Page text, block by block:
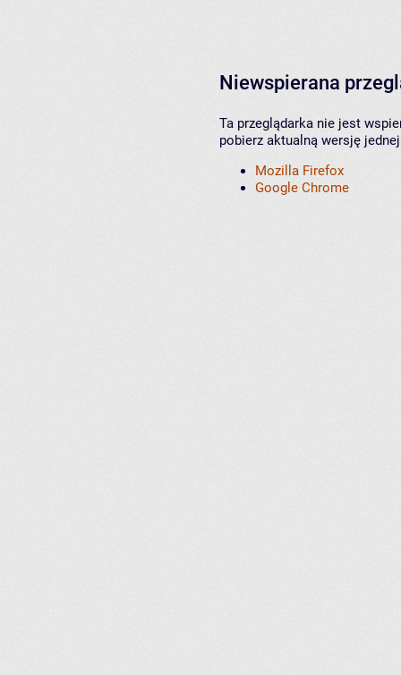
Niewspierana
Ta przeglądarka nie jest
pobierz aktualną wersję
Mozilla Firefox
Google Chrome